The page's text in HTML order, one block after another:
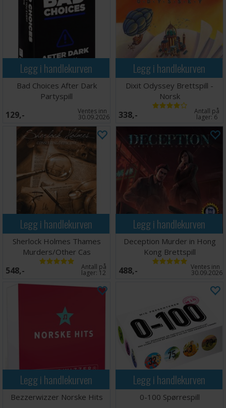
Legg i handlekurven
Bad Choices After Dark
Partyspill
129,- Ventes inn
30.09.2026
Legg i handlekurven
Dixit Odyssey Brettspill -
Norsk
338,- Antall på
lager:6
Legg i handlekurven
Sherlock Holmes Thames
Murders/Other Cas
548,- Antall på
lager: 12
Legg i handlekurven
Deception Murder in Hong
Kong Brettspill
488,- Ventes inn
30.09.2026
Legg i handlekurven
Bezzerwizzer Norske Hits
Legg i handlekurven
0-100 Spørrespill